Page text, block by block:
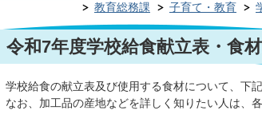
教育総務課
子育て・教育
令和7年度学校給食献立表・食
学校給食の献立表及び使用する食材について、下
なお、加工品の産地などを詳しく知りたい人は、